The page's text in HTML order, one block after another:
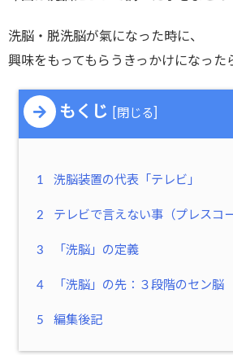
洗脳・脱洗脳が氣になった時に、
興味をもってもらうきっかけになった
もくじ 閉じる
1 洗脳装置の代表「テレビ」
2 テレビで言えない事（プレスコ
3 「洗脳」の定義
4 「洗脳」の先：３段階のセン脳
5 編集後記